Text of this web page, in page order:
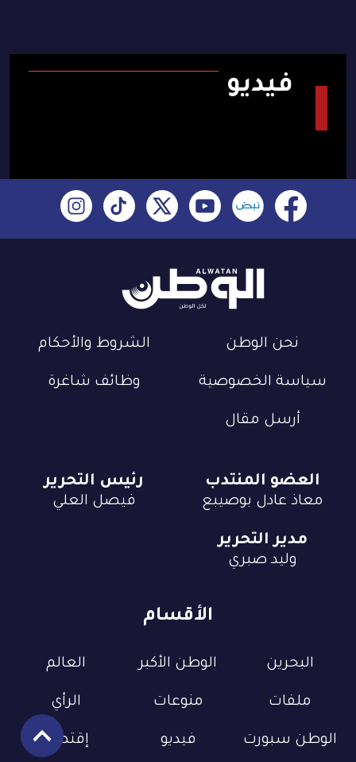
فيديو
نحن الوطن الشروط والأحكام
سياسة الخصوصية وظائف شاغرة
أرسل مقال
الأقسام
البحرين الوطن الأكبر العالم
ملفات منوعات الرأي
الوطن سبورت فيديو إقتصاد
العضو المنتدب
معاذ عادل بوصيبع
رئيس التحرير
فيصل العلي
مدير التحرير
وليد صبري